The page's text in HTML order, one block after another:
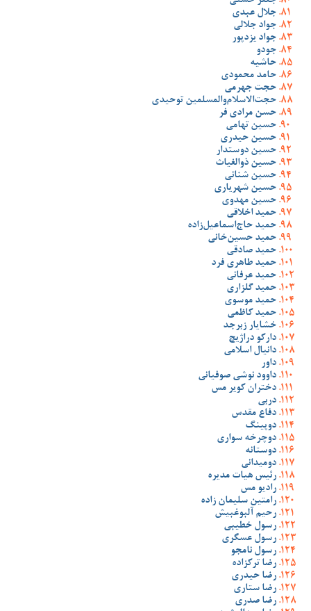
جلال عبدی
جواد جلالی
جواد یزدپور
جودو
حاشیه
حامد محمودی
حجت جهرمی
حجت‌الاسلام‌والمسلمین توحیدی
حسن مرادی فر
حسین تهامی
حسین حیدری
حسین دوستدار
حسین ذوالغیاث
حسین شنانی
حسین شهریاری
حسین مهدوی
حمید اخلاقی
حمید حاج‌اسماعیل‌زاده
حمید حسین‌خانی
حمید صادقی
حمید طاهری فرد
حمید عرفانی
حمید گلزاری
حمید موسوی
حمید کاظمی
خشایار زبرجد
دارکو دراژیچ
دانیال اسلامی
داور
داوود نوشی صوفیانی
دختران کویر مس
دربی
دفاع مقدس
دوپینگ
دوچرخه سواری
دوستانه
دومیدانی
رئیس هیات مدیره
رادیو مس
رامتین سلیمان زاده
رحیم آلبوغبیش
رسول خطیبی
رسول عسگری
رسول نامجو
رضا ترکزاده
رضا حیدری
رضا ستاری
رضا صدری